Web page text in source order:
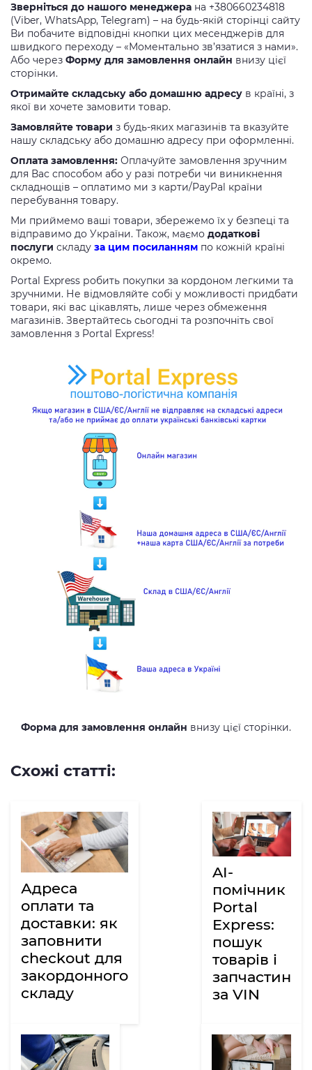
Зверніться до нашого менеджера на +380660234818
(Viber, WhatsApp, Telegram) – на будь-якій сторінці сайту
Ви побачите відповідні кнопки цих месенджерів для
швидкого переходу – «Моментально зв’язатися з нами».
Або через Форму для замовлення онлайн внизу цієї
сторінки.
Отримайте складську або домашню адресу в країні, з
якої ви хочете замовити товар.
Замовляйте товари з будь-яких магазинів та вказуйте
нашу складську або домашню адресу при оформленні.
Оплата замовлення: Оплачуйте замовлення зручним
для Вас способом або у разі потреби чи виникнення
складнощів – оплатимо ми з карти/PayPal країни
перебування товару.
Ми приймемо ваші товари, збережемо їх у безпеці та
відправимо до України. Також, маємо додаткові
послуги складу за цим посиланням по кожній країні
окремо.
Portal Express робить покупки за кордоном легкими та
зручними. Не відмовляйте собі у можливості придбати
товари, які вас цікавлять, лише через обмеження
магазинів. Звертайтесь сьогодні та розпочніть свої
замовлення з Portal Express!
Форма для замовлення онлайн внизу цієї сторінки.
Схожі статті:
Адреса
оплати та
доставки: як
заповнити
checkout для
закордонного
складу
AI-
помічник
Portal
Express:
пошук
товарів і
запчастин
за VIN